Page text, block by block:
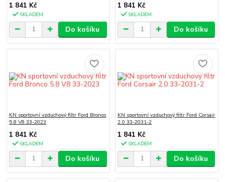
1 841 Kč
SKLADEM
Do košíku
1 841 Kč
SKLADEM
Do košíku
KN sportovní vzduchový filtr Ford Bronco
5.8 V8 33-2023
1 841 Kč
SKLADEM
Do košíku
KN sportovní vzduchový filtr Ford Corsair
2.0 33-2031-2
1 841 Kč
SKLADEM
Do košíku